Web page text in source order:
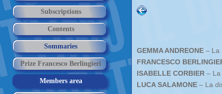
GEMMA ANDREONE – La
FRANCESCO
ISABELLE CORBIER – La
LUCA SALAMONE – La
Subscriptions
Contents
Sommaries
Prize Francesco Berlingieri
Members area